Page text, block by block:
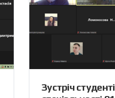
Зустріч